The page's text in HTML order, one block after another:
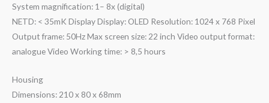
System magnification: 1– 8x (digital)
NETD: < 35mK Display Display: OLED Resolution: 1024 x 768 Pixel
Output frame: 50Hz Max screen size: 22 inch Video output format:
analogue Video Working time: > 8,5 hours
Housing
Dimensions: 210 x 80 x 68mm